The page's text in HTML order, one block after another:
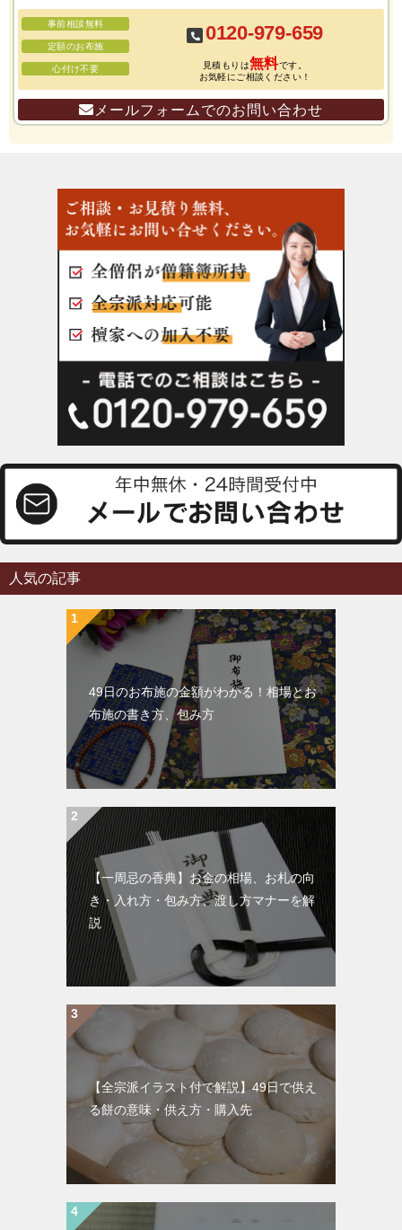
事前相談無料
定額のお布施
心付け不要
0120-979-659
見積もりは無料です。
お気軽にご相談ください！
メールフォームでのお問い合わせ
人気の記事
49日のお布施の金額がわかる！相場とお
布施の書き方、包み方
【一周忌の香典】お金の相場、お札の向
き・入れ方・包み方、渡し方マナーを解
説
【全宗派イラスト付で解説】49日で供え
る餅の意味・供え方・購入先